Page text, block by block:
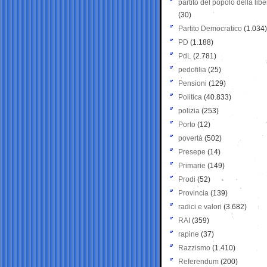
partito del popolo della
(30)
Partito Democratico (1.034)
PD (1.188)
PdL (2.781)
pedofilia (25)
Pensioni (129)
Politica (40.833)
polizia (253)
Porto (12)
povertà (502)
Presepe (14)
Primarie (149)
Prodi (52)
Provincia (139)
radici e valori (3.682)
RAI (359)
rapine (37)
Razzismo (1.410)
Referendum (200)